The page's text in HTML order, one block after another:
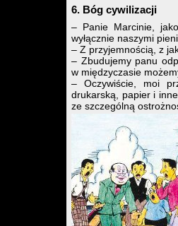
6. Bóg cywilizacji
– Panie Marcinie,
wyłącznie naszymi
– Z przyjemnością, z
– Zbudujemy panu
w międzyczasie
– Oczywiście, moi
drukarską, papier i
ze szczególną